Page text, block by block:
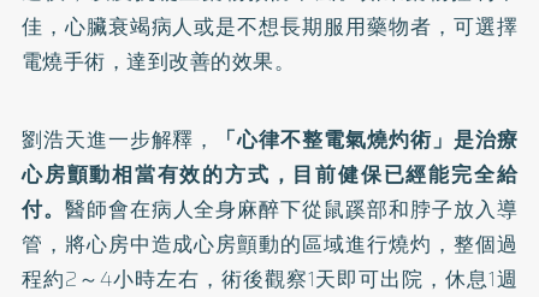
佳，心臟衰竭病人或是不想長期服用藥物者，可選擇
電燒手術，達到改善的效果。
劉浩天進一步解釋，
「心律不整電氣燒灼術」是治療
心房顫動相當有效的方式，目前健保已經能完全給
付。 醫師會在病人全身麻醉下從鼠蹊部和脖子放入導
管，將心房中造成心房顫動的區域進行燒灼，整個過
程約2～4小時左右，術後觀察1天即可出院，休息1週